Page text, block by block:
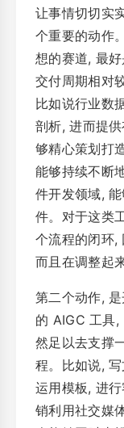
让事情切切实
个重要的动作
想的赛道, 最
交付周期相对
比如说行业数
剖析, 进而提
够精心策划打
能够持续不断
件开发领域,
件。对于这类
个流程的闭环,
而且在调整起
第二个动作,
的 AIGC 工具,
然足以去支撑
程。比如说,
运用模板, 进
销利用社交媒